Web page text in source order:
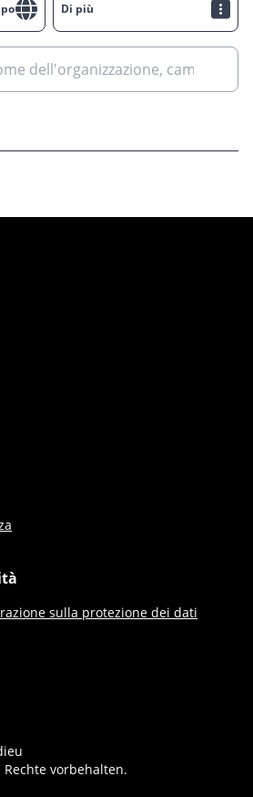
Di più
sulla protezione dei dati
Rechte vorbehalten.